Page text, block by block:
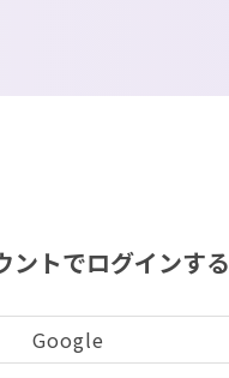
ントでログインする
Google